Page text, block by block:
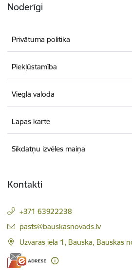
Noderīgi
Privātuma politika
Piekļūstamība
Vieglā valoda
Lapas karte
Sīkdatņu izvēles maiņa
Kontakti
+371 63922238
E-pasts:
pasts@bauskasnovads.lv
Uzvaras iela 1, Bauska, Bauskas